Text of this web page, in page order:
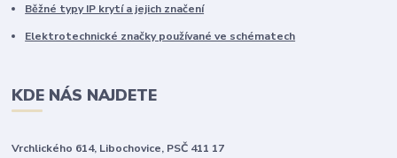
Běžné typy IP krytí a jejich značení
Elektrotechnické značky používané ve schématech
KDE NÁS NAJDETE
Vrchlického 614, Libochovice, PSČ 411 17